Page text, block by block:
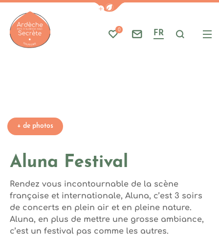
Afficher la barre de
Mes favoris
0
Nous contacter
FR Je
Aluna Festival
Rendez vous incontournable de la scène
française et internationale, Aluna, c’est 3 soirs
de concerts en plein air et en pleine nature.
Aluna, en plus de mettre une grosse ambiance,
c’est un festival pas comme les autres.
Photo 1, © NV Da Silva Carlos
+ de photos
Photo 4, © Gaelle Beri
Photo 5, © Gaelle Beri
Photo 6, © NV Gaelle Beri